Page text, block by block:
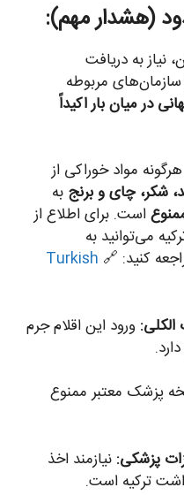
(هشدار مهم):
نیاز به دریافت
سازمان‌های مربوطه
در میان بار اکیداً
مواد خوراکی از
شکر، چای و برنج به
است. برای اطلاع از
می‌توانید به
کنید: 🔗 Turkish
ورود این اقلام جرم
پزشک معتبر ممنوع
پزشکی: نیازمند اخذ
ترکیه است.